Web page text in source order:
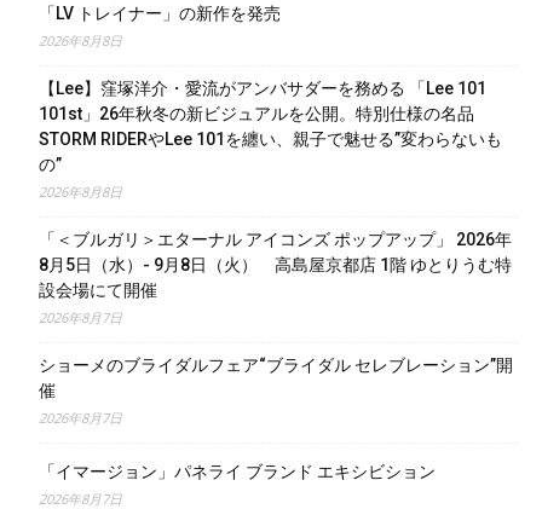
「LV トレイナー」の新作を発売
2026年8月8日
【Lee】窪塚洋介・愛流がアンバサダーを務める 「Lee 101
101st」26年秋冬の新ビジュアルを公開。特別仕様の名品
STORM RIDERやLee 101を纏い、親子で魅せる”変わらないも
の”
2026年8月8日
「＜ブルガリ＞エターナル アイコンズ ポップアップ」 2026年
8月5日（水）- 9月8日（火） 高島屋京都店 1階 ゆとりうむ特
設会場にて開催
2026年8月7日
ショーメのブライダルフェア“ブライダル セレブレーション”開
催
2026年8月7日
「イマージョン」パネライ ブランド エキシビション
2026年8月7日